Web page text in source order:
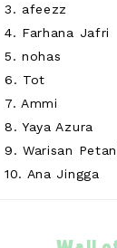
3. afeezz
4. Farhana Jafri
5. nohas
6. Tot
7. Ammi
8. Yaya Azura
9. Warisan
10. Ana Jingga